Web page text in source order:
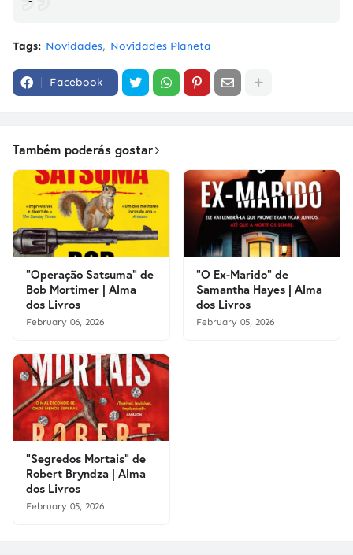
Tags: Novidades Novidades Planeta
Facebook
Também poderás gostar
"Operação Satsuma" de
Bob Mortimer | Alma
dos Livros
February 06, 2026
"O Ex-Marido" de
Samantha Hayes | Alma
dos Livros
February 05, 2026
"Segredos Mortais" de
Robert Bryndza | Alma
dos Livros
February 05, 2026